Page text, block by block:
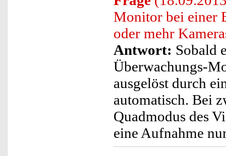
Monitor bei einer
oder mehr
Antwort: Sobald
Überwachungs-
ausgelöst durch
automatisch. Bei
Quadmodus des
eine Aufnahme